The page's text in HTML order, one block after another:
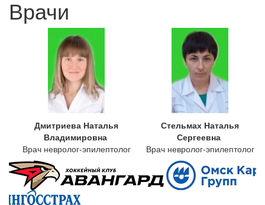
Врачи
Дмитриева Наталья
Владимировна
Врач невролог-эпилептолог
Стельмах Наталья
Сергеевна
Врач невролог-эпилептолог